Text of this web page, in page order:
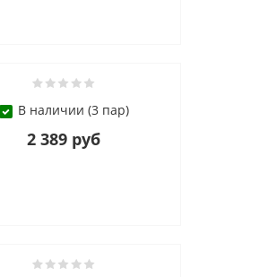
В наличии (3 пар)
2 389 руб